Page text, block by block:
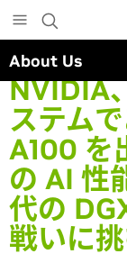
to
main
content
About Us
NVIDIA
ステム
A100 を
の AI 性
代の
戦いに